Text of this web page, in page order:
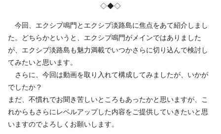
◇◆◇
今回、エクシブ鳴門とエクシブ淡路島に焦点をあて紹介しまし
た。どちらかというと、エクシブ鳴門がメインではありました
が、エクシブ淡路島も魅力満載でいつかさらに切り込んで検討し
てみたいと思います。
さらに、今回は動画を取り入れて構成してみましたが、いかが
でしたか？
まだ、不慣れでお聞き苦しいところもあったかと思いますが、こ
れからもさらにレベルアップした内容をご提供していきたいと思
いますのでよろしくお願いします。